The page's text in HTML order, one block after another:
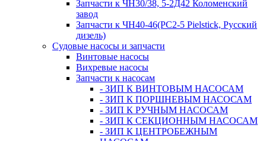
Запчасти к ЧН30/38, 5-2Д42 Коломенский
завод
Запчасти к ЧН40-46(PC2-5 Pielstick, Русский
дизель)
Судовые насосы и запчасти
Винтовые насосы
Вихревые насосы
Запчасти к насосам
- ЗИП К ВИНТОВЫМ НАСОСАМ
- ЗИП К ПОРШНЕВЫМ НАСОСАМ
- ЗИП К РУЧНЫМ НАСОСАМ
- ЗИП К СЕКЦИОННЫМ НАСОСАМ
- ЗИП К ЦЕНТРОБЕЖНЫМ